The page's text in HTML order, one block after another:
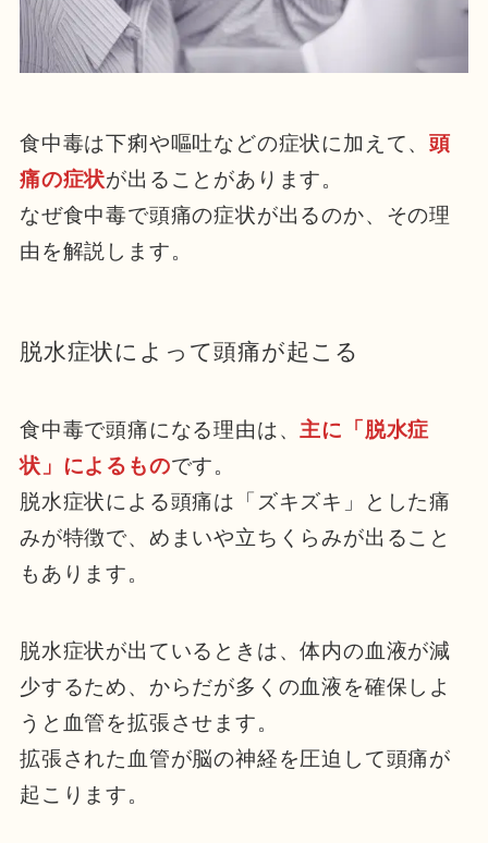
食中毒は下痢や嘔吐などの症状に加えて、頭
痛の症状が出ることがあります。
なぜ食中毒で頭痛の症状が出るのか、その理
由を解説します。
脱水症状によって頭痛が起こる
食中毒で頭痛になる理由は、主に「脱水症
状」によるものです。
脱水症状による頭痛は「ズキズキ」とした痛
みが特徴で、めまいや立ちくらみが出ること
もあります。
脱水症状が出ているときは、体内の血液が減
少するため、からだが多くの血液を確保しよ
うと血管を拡張させます。
拡張された血管が脳の神経を圧迫して頭痛が
起こります。